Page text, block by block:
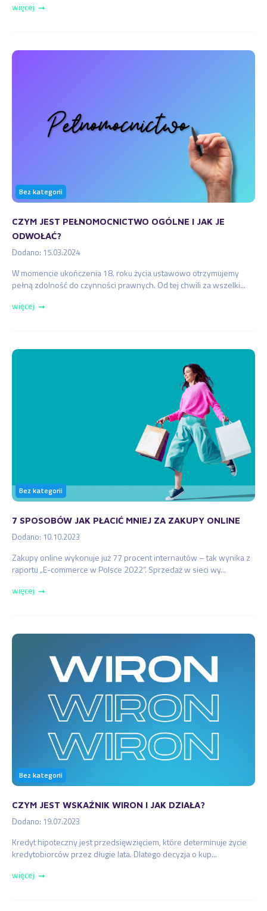
więcej ➞
Bez kategorii
CZYM JEST PEŁNOMOCNICTWO OGÓLNE I JAK JE
ODWOŁAĆ?
Dodano: 15.03.2024
W momencie ukończenia 18. roku życia ustawowo otrzymujemy
pełną zdolność do czynności prawnych. Od tej chwili za wszelki...
więcej ➞
Bez kategorii
7 SPOSOBÓW JAK PŁACIĆ MNIEJ ZA ZAKUPY ONLINE
Dodano: 10.10.2023
Zakupy online wykonuje już 77 procent internautów – tak wynika z
raportu „E-commerce w Polsce 2022”. Sprzedaż w sieci wy...
więcej ➞
Bez kategorii
CZYM JEST WSKAŹNIK WIRON I JAK DZIAŁA?
Dodano: 19.07.2023
Kredyt hipoteczny jest przedsięwzięciem, które determinuje życie
kredytobiorców przez długie lata. Dlatego decyzja o kup...
więcej ➞